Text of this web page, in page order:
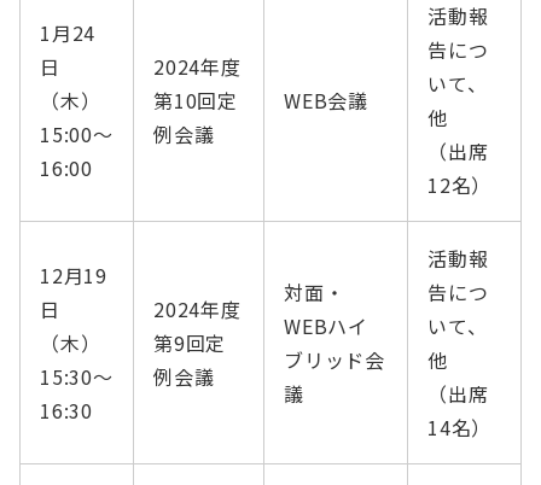
1月24
日
（木）
15:00〜
16:00
2024年度
第10回定
例会議
WEB会議
活動報
告につ
いて、
他
（出席
12名）
12月19
日
（木）
15:30〜
16:30
2024年度
第9回定
例会議
対面・
WEBハイ
ブリッド会
議
活動報
告につ
いて、
他
（出席
14名）